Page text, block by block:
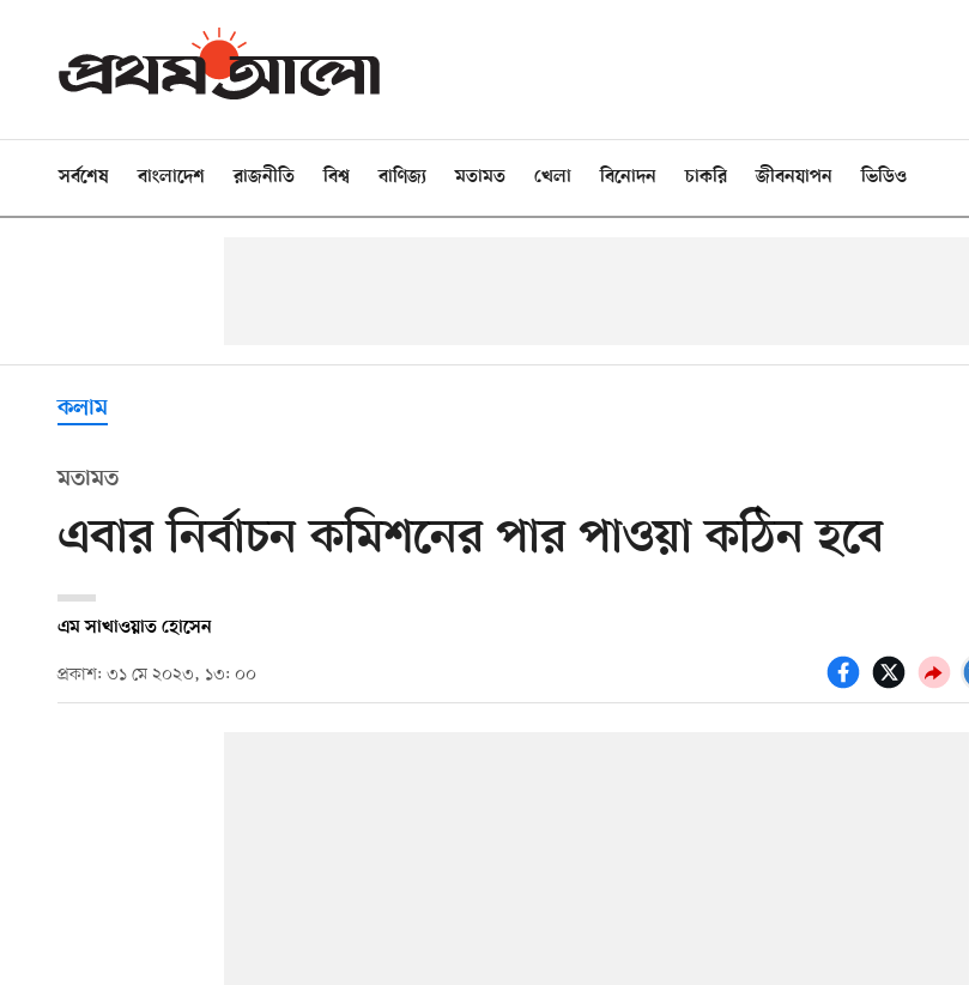
সর্বশেষ বাংলাদেশ রাজনীতি বিশ্ব বাণিজ্য মতামত খেলা বিনোদন চাকরি জীবনযাপন ভিডিও
কলাম
মতামত
এবার নির্বাচন কমিশনের পার পাওয়া কঠিন হবে
এম সাখাওয়াত হোসেন
প্রকাশ: ৩১ মে ২০২৩, ১৩: ০০